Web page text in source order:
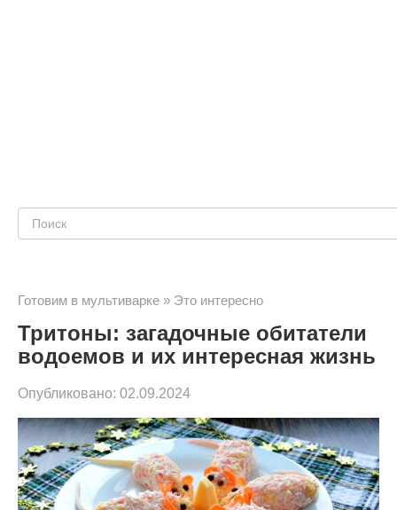
Поиск:
Готовим в мультиварке » Это интересно
Тритоны: загадочные обитатели
водоемов и их интересная жизнь
Опубликовано: 02.09.2024